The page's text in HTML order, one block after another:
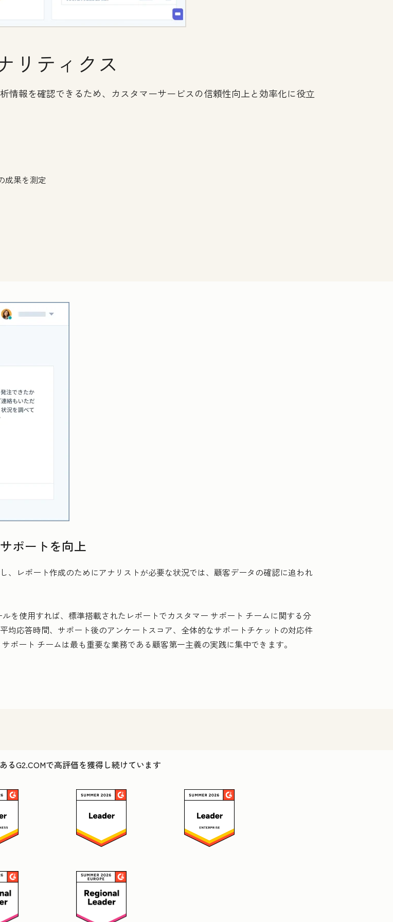
リティクス
情報を確認できるため、カスタマーサービスの信頼性向上と効率化に役立
成果を測定
ポートを向上
、レポート作成のためにアナリストが必要な状況では、顧客データの確認に追われ
を使用すれば、標準搭載されたレポートでカスタマー サポート チームに関する分
均応答時間、サポート後のアンケートスコア、全体的なサポートチケットの対応件
ポート チームは最も重要な業務である顧客第一主義の実践に集中できます。
るG2.COMで高評価を獲得し続けています